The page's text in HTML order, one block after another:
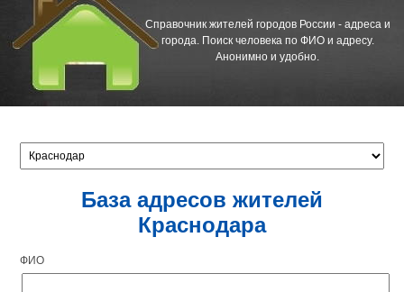
Справочник жителей городов России - адреса и
города. Поиск человека по ФИО и адресу.
Анонимно и удобно.
База адресов жителей
Краснодара
ФИО